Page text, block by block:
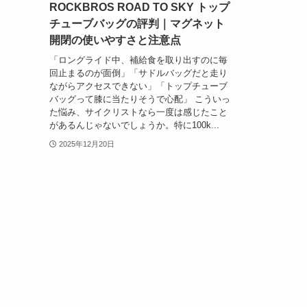
ROCKBROS ROAD TO SKY トップ
チューブバッグの評判｜マグネット
開閉の使いやすさと注意点
「ロングライド中、補給食を取り出すのに毎
回止まるのが面倒」「サドルバッグだと走り
ながらアクセスできない」「トップチューブ
バッグって膝に当たりそうで心配」 こういっ
た悩み、サイクリストなら一度は感じたこと
があるんじゃないでしょうか。特に100k...
2025年12月20日